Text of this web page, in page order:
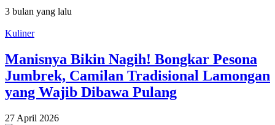
3 bulan yang lalu
Kuliner
Manisnya Bikin Nagih! Bongkar Pesona
Jumbrek, Camilan Tradisional Lamongan
yang Wajib Dibawa Pulang
27 April 2026